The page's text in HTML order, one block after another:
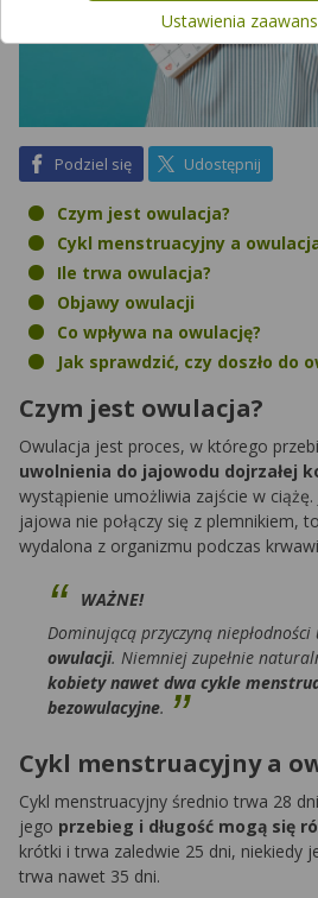
Podziel sięna FacebookUdostępnij
Czym jest owulacja?
Cykl menstruacyjny a
Ile trwa owulacja?
Objawy owulacji
Co wpływa na owulację?
Jak sprawdzić, czy doszło do
Czym jest owulacja?
Owulacja jest proces, w którego
uwolnienia do jajowodu dojrzałej
wystąpienie umożliwia zajście w
jajowa nie połączy się z plemnikiem,
wydalona z organizmu podczas
WAŻNE!
Dominującą przyczyną
owulacji. Niemniej zupełnie
kobiety nawet dwa cykle
bezowulacyjne.
Cykl menstruacyjny a
Cykl menstruacyjny średnio trwa 28
jego przebieg i długość mogą się
krótki i trwa zaledwie 25 dni, niekiedy
trwa nawet 35 dni.
celach. Jeżeli chcesz dowiedzieć się
przeprowadzić konfigurację
dokonać za pomocą „Ustawień
Więcej informacji na temat
Serwisu.
Ustawienia